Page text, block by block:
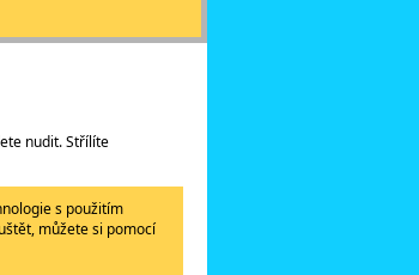
nudit. Střílíte
s použitím
můžete si pomocí